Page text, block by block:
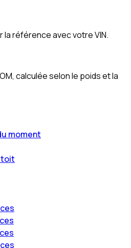
référence avec votre VIN.
calculée selon le poids et la
moment
toit